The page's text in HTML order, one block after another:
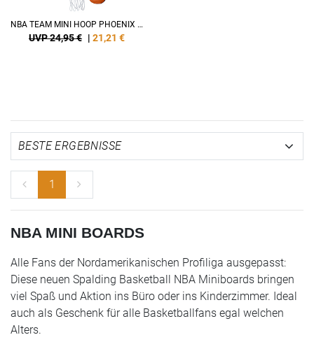
NBA TEAM MINI HOOP PHOENIX SUNS
UVP 24,95 € | 21,21 €
1
NBA MINI BOARDS
Alle Fans der Nordamerikanischen Profiliga ausgepasst:
Diese neuen Spalding Basketball NBA Miniboards bringen
viel Spaß und Aktion ins Büro oder ins Kinderzimmer. Ideal
auch als Geschenk für alle Basketballfans egal welchen
Alters.